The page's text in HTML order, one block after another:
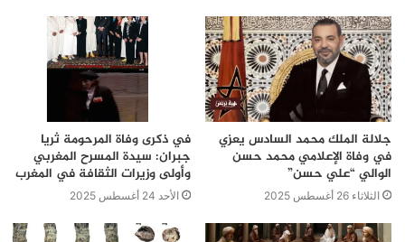
جلالة الملك محمد السادس يعزي
في وفاة الإعلامي محمد حسن
الوالي “علي حسن”
الثلاثاء 26 أغسطس 2025
في ذكرى وفاة المرحومة ثريا
جبران: سيدة المسرح المغربي
وأولى وزيرات الثقافة في المغرب
الأحد 24 أغسطس 2025